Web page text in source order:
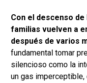
Con el descenso
familias vuelven a
después de varios
fundamental tomar
silencioso como la
un gas